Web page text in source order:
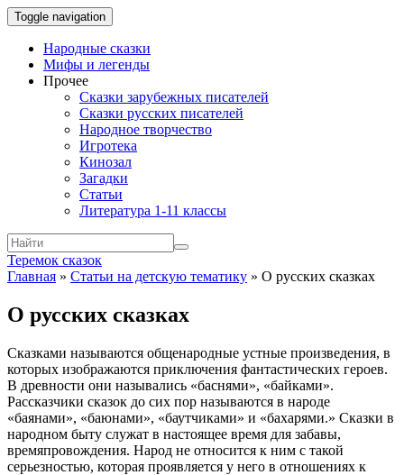
Toggle navigation
Народные сказки
Мифы и легенды
Прочее
Сказки зарубежных писателей
Сказки русских писателей
Народное творчество
Игротека
Кинозал
Загадки
Статьи
Литература 1-11 классы
Теремок сказок
Главная » Статьи на детскую тематику » О русских сказках
О русских сказках
Сказками называются общенародные устные произведения, в
которых изображаются приключения фантастических героев.
В древности они назывались «баснями», «байками».
Рассказчики сказок до сих пор называются в народе
«баянами», «баюнами», «баутчиками» и «бахарями.» Сказки в
народном быту служат в настоящее время для забавы,
времяпровождения. Народ не относится к ним с такой
серьезностью, которая проявляется у него в отношениях к